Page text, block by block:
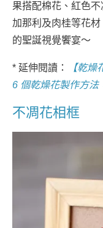
果搭配棉花、紅色
加那利及肉桂等花
的聖誕視覺饗宴～
* 延伸閱讀：
【乾
6 個乾燥花製作方法
不凋花相框